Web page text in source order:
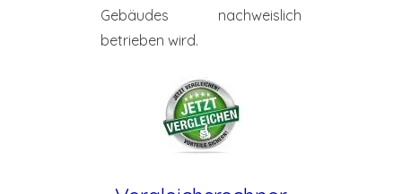
Gebäudes nachweislich
betrieben wird.